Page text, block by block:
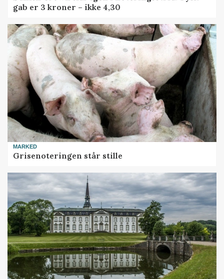
gab er 3 kroner – ikke 4,30
MARKED
Grisenoteringen står stille